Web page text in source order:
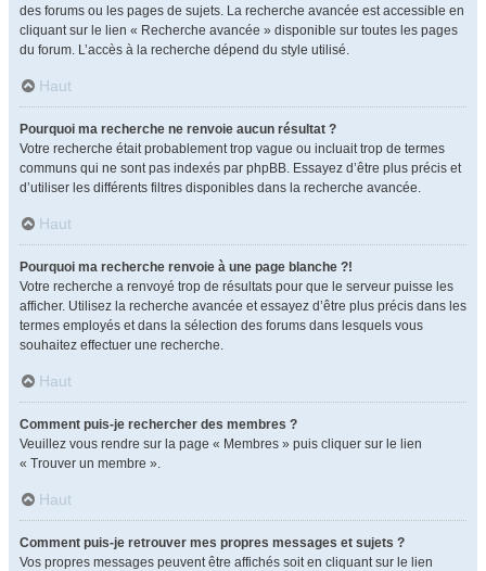
des forums ou les pages de sujets. La recherche avancée est accessible en
cliquant sur le lien « Recherche avancée » disponible sur toutes les pages
du forum. L’accès à la recherche dépend du style utilisé.
Haut
Pourquoi ma recherche ne renvoie aucun résultat ?
Votre recherche était probablement trop vague ou incluait trop de termes
communs qui ne sont pas indexés par phpBB. Essayez d’être plus précis et
d’utiliser les différents filtres disponibles dans la recherche avancée.
Haut
Pourquoi ma recherche renvoie à une page blanche ?!
Votre recherche a renvoyé trop de résultats pour que le serveur puisse les
afficher. Utilisez la recherche avancée et essayez d’être plus précis dans les
termes employés et dans la sélection des forums dans lesquels vous
souhaitez effectuer une recherche.
Haut
Comment puis-je rechercher des membres ?
Veuillez vous rendre sur la page « Membres » puis cliquer sur le lien
« Trouver un membre ».
Haut
Comment puis-je retrouver mes propres messages et sujets ?
Vos propres messages peuvent être affichés soit en cliquant sur le lien